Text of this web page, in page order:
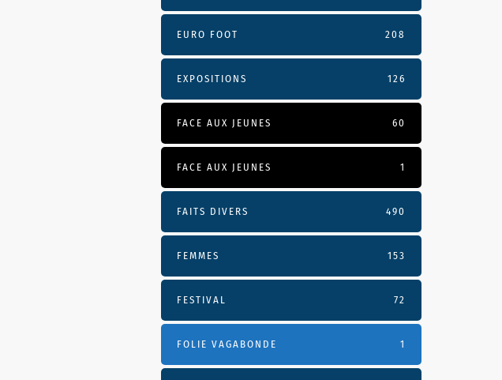
EURO FOOT 208
EXPOSITIONS 126
FACE AUX JEUNES 60
FACE AUX JEUNES 1
FAITS DIVERS 490
FEMMES 153
FESTIVAL 72
FOLIE VAGABONDE 1